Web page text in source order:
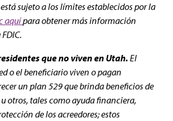
sujeto a los límites establecidos por la
aquípara obtener más información
que no viven en Utah.El
o el beneficiario viven o pagan
un plan 529 que brinda beneficios de
otros, tales como ayuda financiera,
de los acreedores; estos